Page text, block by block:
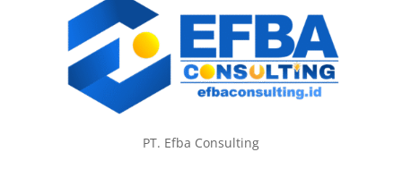
PT. Efba Consulting